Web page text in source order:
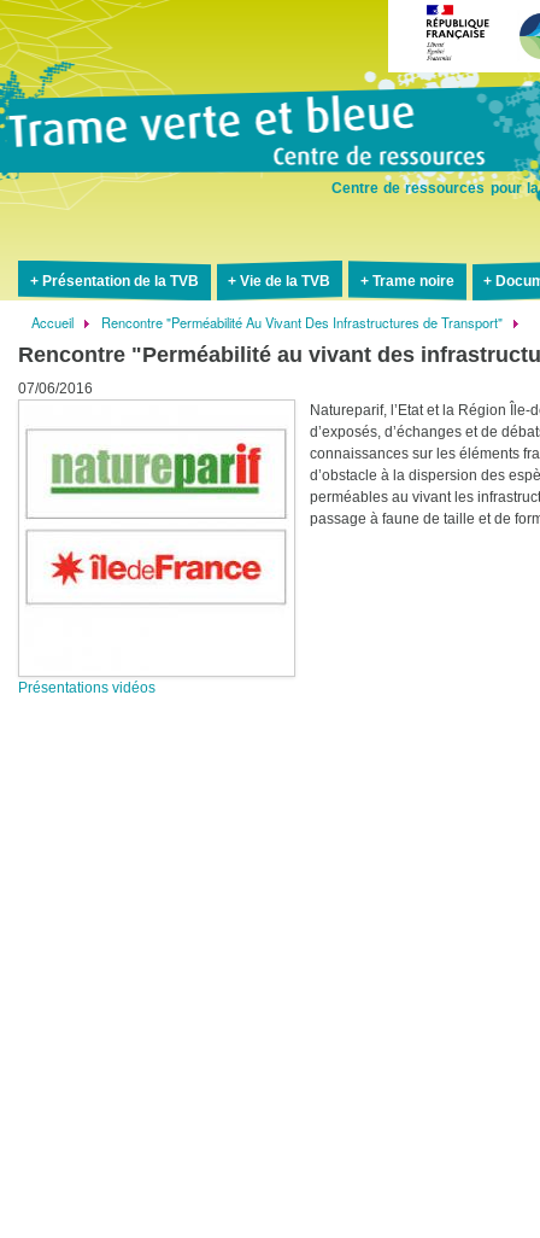
Centre de ressources pour
Présentation de la TVB Vie de la TVB Trame noire
Fil
d'Ariane
Accueil Rencontre "Perméabilité Au Vivant Des Infrastructures de Transport"
Rencontre "Perméabilité au vivant des
07/06/2016
Natureparif, l’Etat et la Région
d’exposés, d’échanges et de
connaissances sur les éléments
d’obstacle à la dispersion des
perméables au vivant les
passage à faune de taille et de
Présentations vidéos